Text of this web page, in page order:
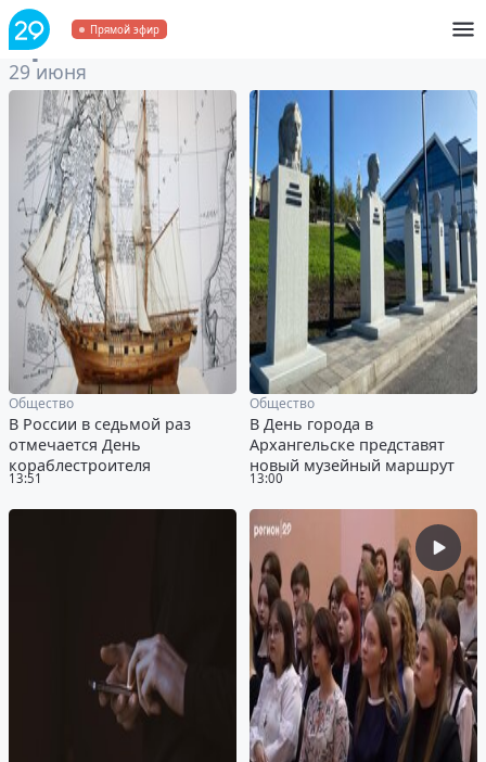
Прямой эфир
Архивза 29 июня 2024
29 июня
13:51
Общество
В России в седьмой раз
отмечается День
кораблестроителя
13:00
Общество
В День города в
Архангельске представят
новый музейный маршрут